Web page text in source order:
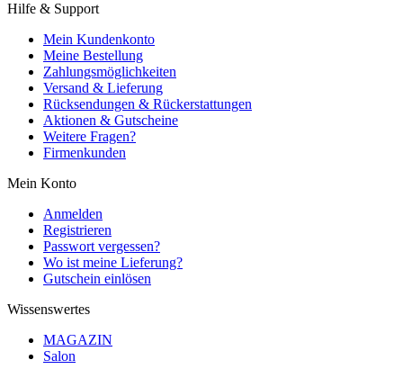
Hilfe & Support
Mein Kundenkonto
Meine Bestellung
Zahlungsmöglichkeiten
Versand & Lieferung
Rücksendungen & Rückerstattungen
Aktionen & Gutscheine
Weitere Fragen?
Firmenkunden
Mein Konto
Anmelden
Registrieren
Passwort vergessen?
Wo ist meine Lieferung?
Gutschein einlösen
Wissenswertes
MAGAZIN
Salon